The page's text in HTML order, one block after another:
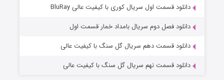
قسمت۱ (زیرنویس) منتشر شد
دانلود قسمت اول سریال کوری با کیفیت عالی BluRay
دانلود فصل دوم سریال بامداد خمار قسمت اول
دانلود قسمت دهم سریال گل سنگ با کیفیت عالی
دانلود قسمت نهم سریال گل سنگ با کیفیت عالی